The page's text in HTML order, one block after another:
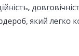
який легко